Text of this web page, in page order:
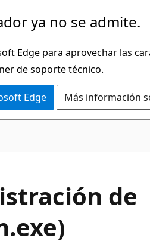
ya no se admite.
Edge para aprovechar las
de soporte técnico.
Edge Más información
de